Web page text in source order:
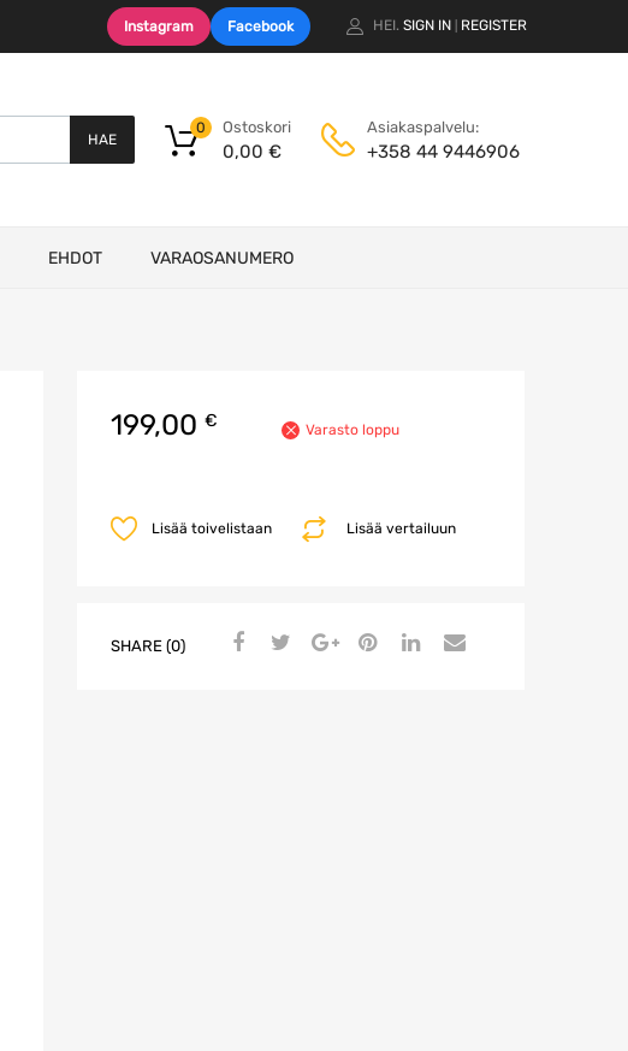
Instagram Facebook HEI. SIGN IN REGISTER
HAE
Ostoskori
0,00 €
0 Asiakaspalvelu:
+358 44 9446906
EHDOT VARAOSANUMERO
199,00 € Varasto loppu
Lisää vertailuun
Lisää toivelistaan
SHARE (0)